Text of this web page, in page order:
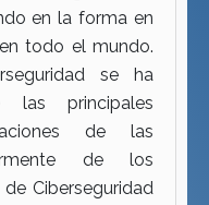
en la forma en
todo el mundo.
se ha
principales
de las
de los
Ciberseguridad